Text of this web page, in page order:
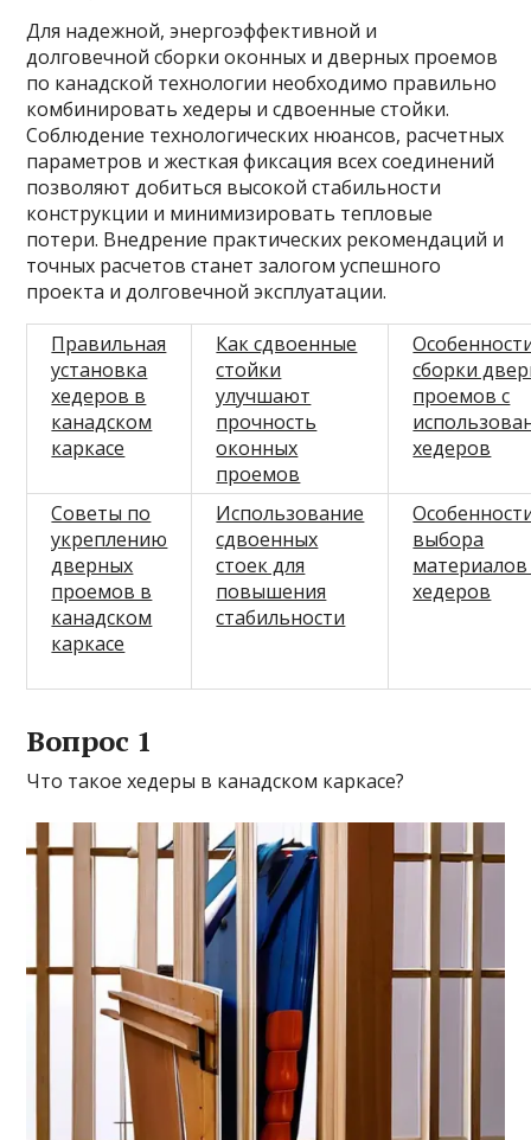
Для надежной, энергоэффективной и
долговечной сборки оконных и дверных проемов
по канадской технологии необходимо правильно
комбинировать хедеры и сдвоенные стойки.
Соблюдение технологических нюансов, расчетных
параметров и жесткая фиксация всех соединений
позволяют добиться высокой стабильности
конструкции и минимизировать тепловые
потери. Внедрение практических рекомендаций и
точных расчетов станет залогом успешного
проекта и долговечной эксплуатации.
Правильная
установка
хедеров в
канадском
каркасе
Как сдвоенные
стойки
улучшают
прочность
оконных
проемов
сборки
проемов с
хедеров
Советы по
укреплению
дверных
проемов в
канадском
каркасе
Использование
сдвоенных
стоек для
повышения
стабильности
выбора
материалов
хедеров
Вопрос 1
Что такое хедеры в канадском каркасе?